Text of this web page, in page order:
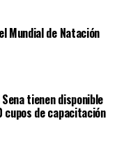
Mundial de Natación
tienen disponible
de capacitación